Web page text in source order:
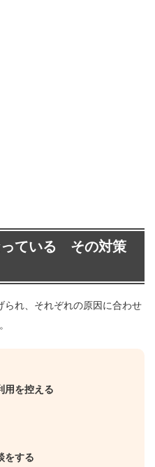
ている その対策
れ、それぞれの原因に合わせ
用を控える
をする